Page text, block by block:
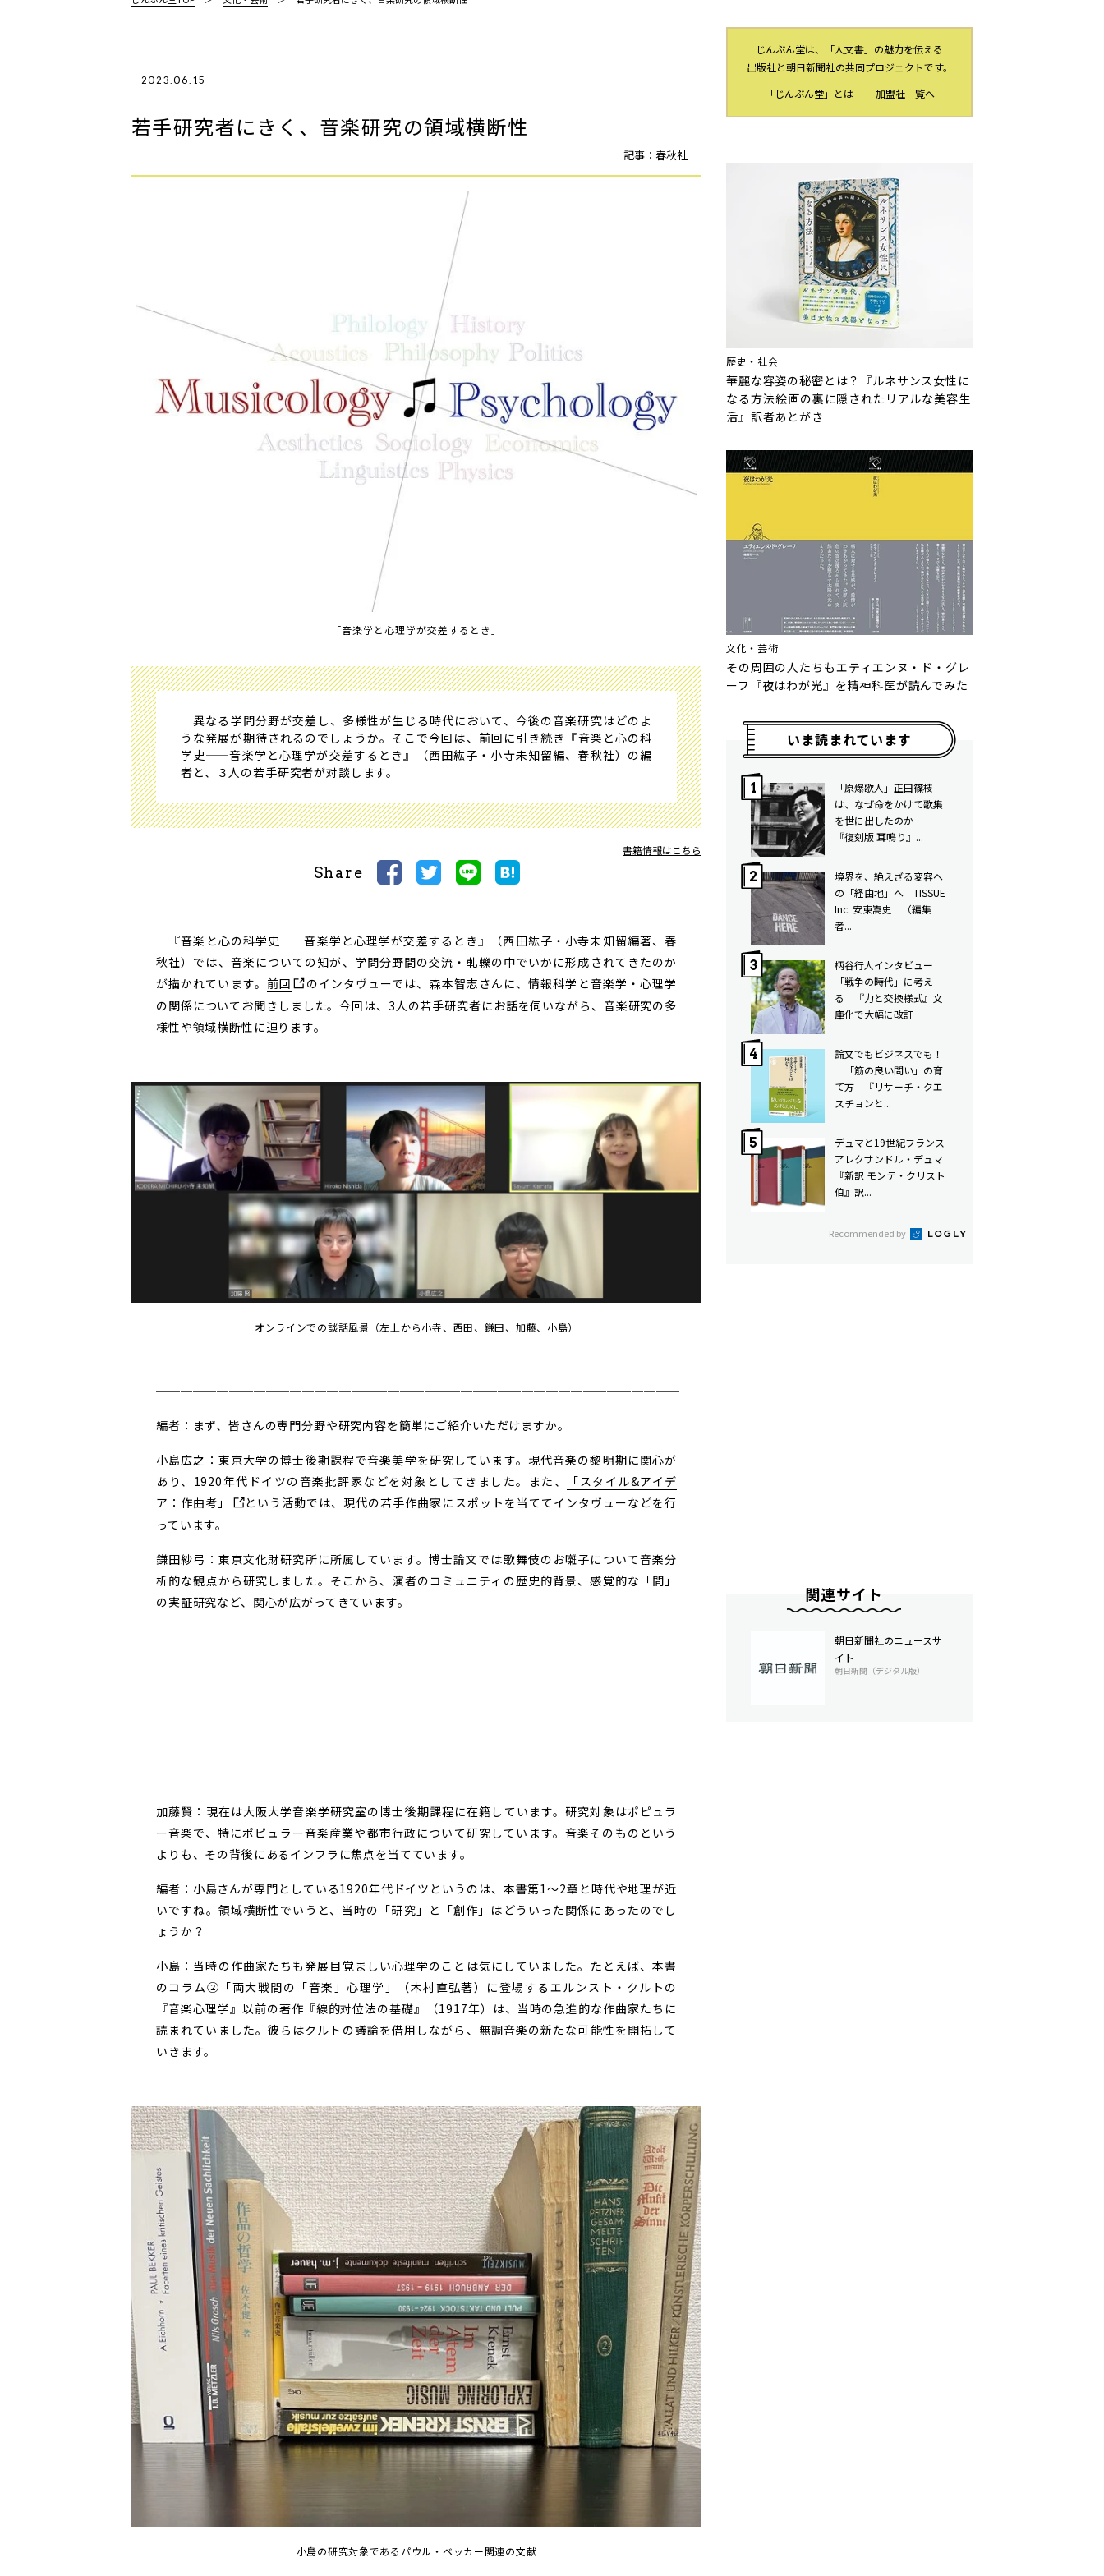
2023.06.15
若手研究者にきく、音楽研究の領域横断性
記事：春秋社
「音楽学と心理学が交差するとき」
異なる学問分野が交差し、多様性が生じる時代において、今後の音楽研究はどのよ
うな発展が期待されるのでしょうか。そこで今回は、前回に引き続き『音楽と心の科
学史——音楽学と心理学が交差するとき』（西田紘子・小寺未知留編、春秋社）の編
者と、３人の若手研究者が対談します。
書籍情報はこちら
Share
『音楽と心の科学史——音楽学と心理学が交差するとき』（西田紘子・小寺未知留編著、春
秋社）では、音楽についての知が、学問分野間の交流・軋轢の中でいかに形成されてきたのか
が描かれています。 前回
のインタヴューでは、森本智志さんに、情報科学と音楽学・心理学
の関係についてお聞きしました。今回は、3人の若手研究者にお話を伺いながら、音楽研究の多
様性や領域横断性に迫ります。
オンラインでの談話風景（左上から小寺、西田、鎌田、加藤、小島）
───────────────────────────────────────────
編者：まず、皆さんの専門分野や研究内容を簡単にご紹介いただけますか。
小島広之：東京大学の博士後期課程で音楽美学を研究しています。現代音楽の黎明期に関心が
あり、1920年代ドイツの音楽批評家などを対象としてきました。また、
「スタイル&アイデ
ア：作曲考」
という活動では、現代の若手作曲家にスポットを当ててインタヴューなどを行
っています。
鎌田紗弓：東京文化財研究所に所属しています。博士論文では歌舞伎のお囃子について音楽分
析的な観点から研究しました。そこから、演者のコミュニティの歴史的背景、感覚的な「間」
の実証研究など、関心が広がってきています。
加藤賢：現在は大阪大学音楽学研究室の博士後期課程に在籍しています。研究対象はポピュラ
ー音楽で、特にポピュラー音楽産業や都市行政について研究しています。音楽そのものという
よりも、その背後にあるインフラに焦点を当てています。
編者：小島さんが専門としている1920年代ドイツというのは、本書第1～2章と時代や地理が近
いですね。領域横断性でいうと、当時の「研究」と「創作」はどういった関係にあったのでし
ょうか？
小島：当時の作曲家たちも発展目覚ましい心理学のことは気にしていました。たとえば、本書
のコラム②「両大戦間の「音楽」心理学」（木村直弘著）に登場するエルンスト・クルトの
『音楽心理学』以前の著作『線的対位法の基礎』（1917年）は、当時の急進的な作曲家たちに
読まれていました。彼らはクルトの議論を借用しながら、無調音楽の新たな可能性を開拓して
いきます。
小島の研究対象であるパウル・ベッカー関連の文献
じんぶん堂は、「人文書」の魅力を伝える
出版社と朝日新聞社の共同プロジェクトです。
「じんぶん堂」とは
加盟社一覧へ
歴史・社会
華麗な容姿の秘密とは？『ルネサンス女性に
なる方法――絵画の裏に隠されたリアルな美容生
活』訳者あとがき
文化・芸術
その周囲の人たちも――エティエンヌ・ド・グレ
ーフ『夜はわが光』を精神科医が読んでみた
いま読まれています
「原爆歌人」正田篠枝
は、なぜ命をかけて歌集
を世に出したのか——
『復刻版 耳鳴り』...
境界を、絶えざる変容へ
の「経由地」へ TISSUE
Inc. 安東嵩史 （編集
者...
柄谷行人インタビュー
「戦争の時代」に考え
る 『力と交換様式』文
庫化で大幅に改訂
論文でもビジネスでも！
「筋の良い問い」の育
て方 ――『リサーチ・クエ
スチョンと...
デュマと19世紀フランス――
アレクサンドル・デュマ
『新訳 モンテ・クリスト
伯』訳...
Recommended by
関連サイト
朝日新聞社のニュースサ
イト
朝日新聞（デジタル版）